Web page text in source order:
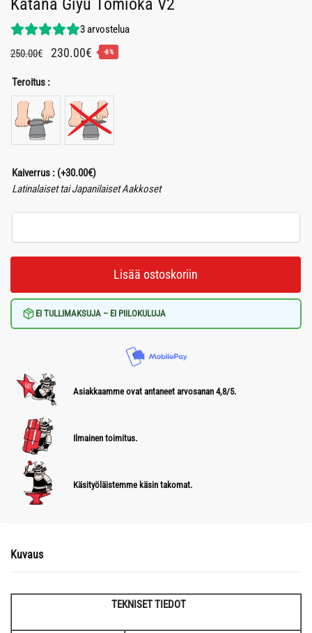
Katana Giyu Tomioka V2
3arvostelua
250.00€
Alkuperäinen
250.00€.
230.00€ Nykyinen
230.00€.
-8%
Teroitus :
Kaiverrus : (+30.00€)
Latinalaiset tai Japanilaiset Aakkoset
Lisää ostoskoriin
EI TULLIMAKSUJA – EI PIILOKULUJA
Asiakkaamme ovat antaneet arvosanan 4,8/5.
Ilmainen toimitus.
Käsityöläistemme käsin takomat.
Kuvaus
TEKNISET TIEDOT